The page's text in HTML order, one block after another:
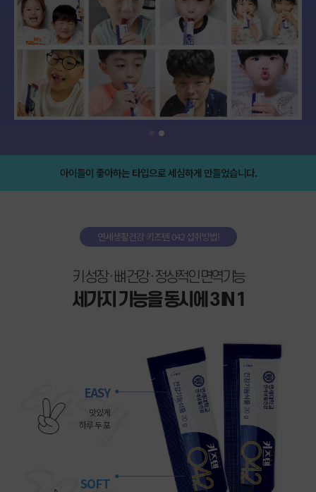
아이들이 좋아하는 타입으로 세심하게 만들었습니다.
연세생활건강 키즈텐 042 섭취방법!
키 성장 · 뼈 건강 · 정상적인 면역기능
세가지 기능을 동시에 3 IN 1
EASY
맛있게
하루 두 포
SOFT